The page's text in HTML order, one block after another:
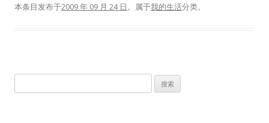
本条目发布于2009 年 09 月 24 日。属于我的生活分类。
索：